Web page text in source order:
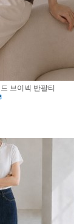
브이넥 반팔티